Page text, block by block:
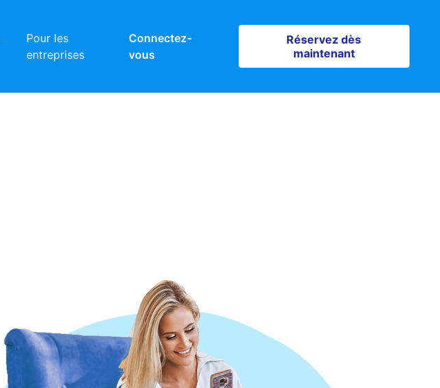
Pour les
entreprises
Connectez-
vous
Réservez dès
maintenant
Réservez dès maintenant